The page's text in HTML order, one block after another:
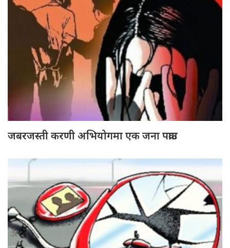
जबरजस्ती करणी अभियोगमा एक जना पक्राउ